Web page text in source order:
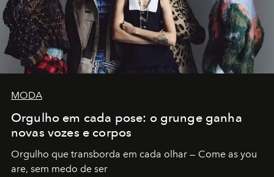
MODA
Orgulho em cada pose: o grunge ganha
novas vozes e corpos
Orgulho que transborda em cada olhar — Come as you
are, sem medo de ser